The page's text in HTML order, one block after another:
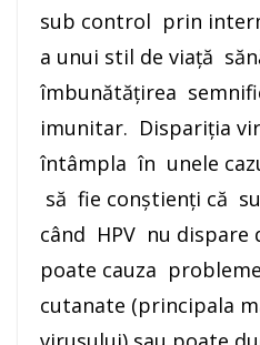
sub control prin
a unui stil de viață
îmbunătățirea
imunitar. Dispariția
întâmpla în unele
să fie conștienți că
când HPV nu dispare
poate cauza
cutanate (principala